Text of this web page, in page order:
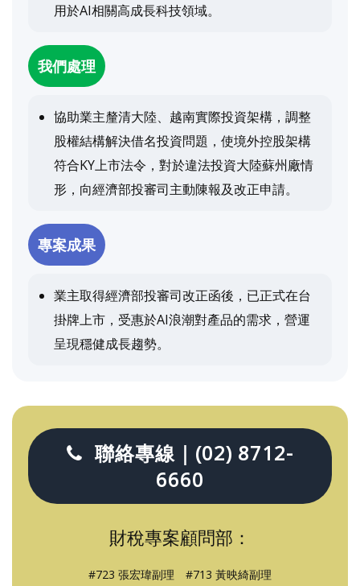
用於AI相關高成長科技領域。
我們處理
協助業主釐清大陸、越南實際投資架構，調整
股權結構解決借名投資問題，使境外控股架構
符合KY上市法令，對於違法投資大陸蘇州廠情
形，向經濟部投審司主動陳報及改正申請。
專案成果
業主取得經濟部投審司改正函後，已正式在台
掛牌上市，受惠於AI浪潮對產品的需求，營運
呈現穩健成長趨勢。
聯絡專線｜(02) 8712-
6660
財稅專案顧問部：
#723 張宏瑋副理 #713 黃映綺副理